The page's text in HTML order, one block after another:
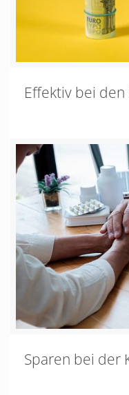
Effektiv bei
Sparen bei der